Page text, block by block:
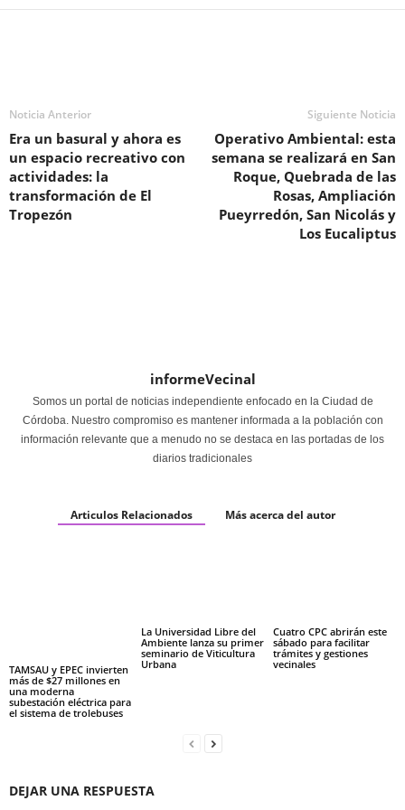
Noticia Anterior
Era un basural y ahora es
un espacio recreativo con
actividades: la
transformación de El
Tropezón
Siguiente Noticia
Operativo Ambiental: esta
semana se realizará en San
Roque, Quebrada de las
Rosas, Ampliación
Pueyrredón, San Nicolás y
Los Eucaliptus
informeVecinal
Somos un portal de noticias independiente enfocado en la Ciudad de
Córdoba. Nuestro compromiso es mantener informada a la población con
información relevante que a menudo no se destaca en las portadas de los
diarios tradicionales
Articulos Relacionados Más acerca del autor
TAMSAU y EPEC invierten
más de $27 millones en
una moderna
subestación eléctrica para
el sistema de trolebuses
La Universidad Libre del
Ambiente lanza su primer
seminario de Viticultura
Urbana
Cuatro CPC abrirán este
sábado para facilitar
trámites y gestiones
vecinales
DEJAR UNA RESPUESTA